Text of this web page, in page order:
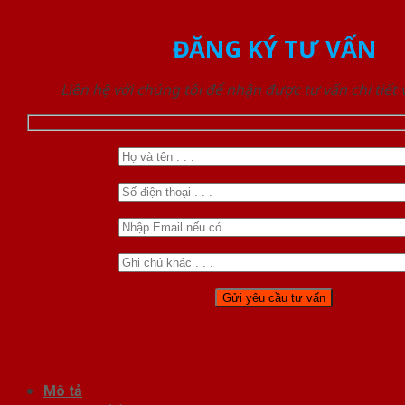
ĐĂNG KÝ TƯ VẤN
Liên hệ với chúng tôi để nhận được tư vấn chi tiết
Mô tả